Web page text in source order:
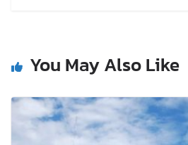
You May Also Like